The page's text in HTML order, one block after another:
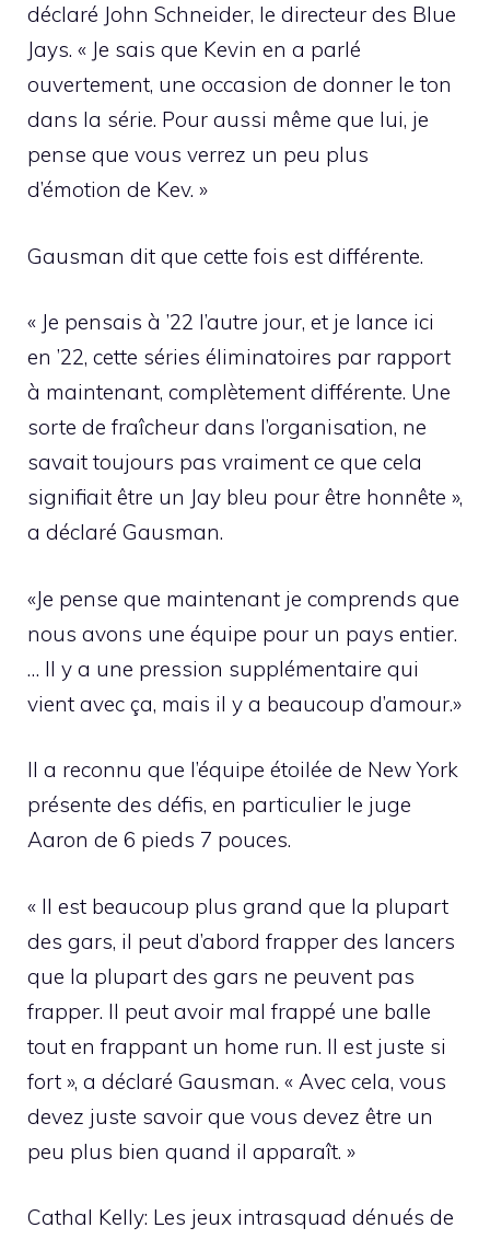
déclaré John Schneider, le directeur des Blue
Jays. « Je sais que Kevin en a parlé
ouvertement, une occasion de donner le ton
dans la série. Pour aussi même que lui, je
pense que vous verrez un peu plus
d’émotion de Kev. »
Gausman dit que cette fois est différente.
« Je pensais à ’22 l’autre jour, et je lance ici
en ’22, cette séries éliminatoires par rapport
à maintenant, complètement différente. Une
sorte de fraîcheur dans l’organisation, ne
savait toujours pas vraiment ce que cela
signifiait être un Jay bleu pour être honnête »,
a déclaré Gausman.
«Je pense que maintenant je comprends que
nous avons une équipe pour un pays entier.
… Il y a une pression supplémentaire qui
vient avec ça, mais il y a beaucoup d’amour.»
Il a reconnu que l’équipe étoilée de New York
présente des défis, en particulier le juge
Aaron de 6 pieds 7 pouces.
« Il est beaucoup plus grand que la plupart
des gars, il peut d’abord frapper des lancers
que la plupart des gars ne peuvent pas
frapper. Il peut avoir mal frappé une balle
tout en frappant un home run. Il est juste si
fort », a déclaré Gausman. « Avec cela, vous
devez juste savoir que vous devez être un
peu plus bien quand il apparaît. »
Cathal Kelly: Les jeux intrasquad dénués de